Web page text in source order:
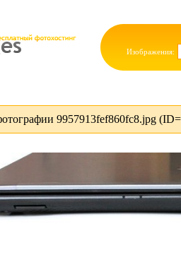
Изображения:
9957913fef860fc8.jpg